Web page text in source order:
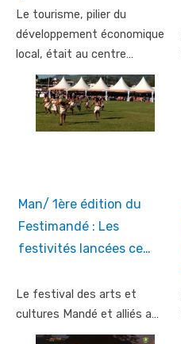
Le tourisme, pilier du
développement économique
local, était au centre…
Man/ 1ère édition du
Festimandé : Les
festivités lancées ce…
Le festival des arts et
cultures Mandé et alliés a…